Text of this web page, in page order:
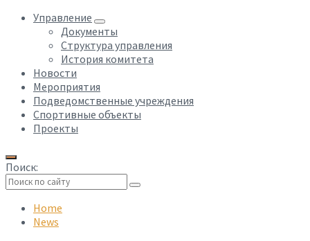
Управление
Документы
Структура управления
История комитета
Новости
Мероприятия
Подведомственные учреждения
Спортивные объекты
Проекты
Поиск:
search
Home
News